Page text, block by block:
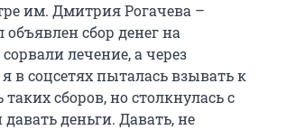
им. Дмитрия Рогачева –
сбор денег на
лечение, а через
в соцсетях пыталась взывать к
сборов, но столкнулась с
деньги. Давать, не